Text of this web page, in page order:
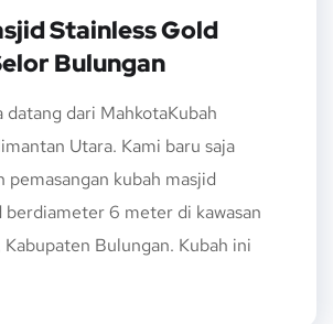
Stainless Gold
Bulungan
datang dari MahkotaKubah
Utara. Kami baru saja
pemasangan kubah masjid
berdiameter 6 meter di kawasan
Bulungan. Kubah ini